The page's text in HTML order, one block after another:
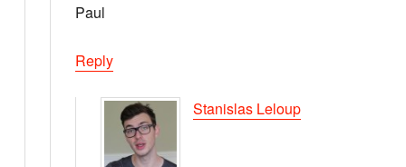
Paul
Reply
Stanislas Leloup